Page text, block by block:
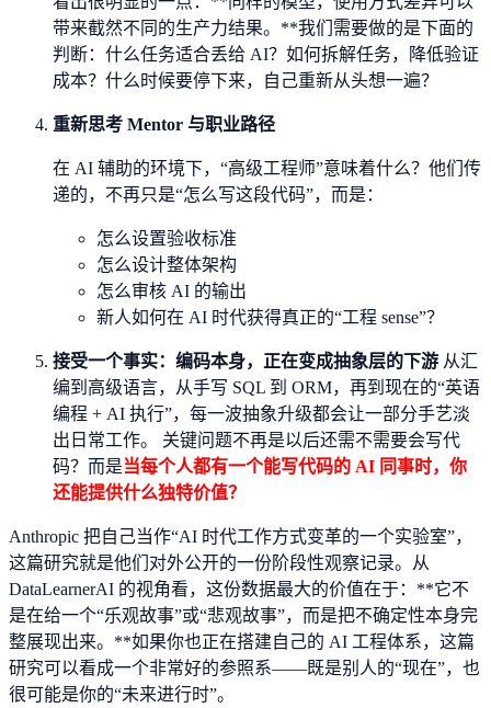
带来截然不同的生产力结果。**我们需要做的是下面的
判断：什么任务适合丢给 AI？如何拆解任务，降低验证
成本？什么时候要停下来，自己重新从头想一遍？
重新思考 Mentor 与职业路径
在 AI 辅助的环境下，“高级工程师”意味着什么？他们传
递的，不再只是“怎么写这段代码”，而是：
怎么设置验收标准
怎么设计整体架构
怎么审核 AI 的输出
新人如何在 AI 时代获得真正的“工程 sense”？
接受一个事实：编码本身，正在变成抽象层的下游 从汇
编到高级语言，从手写 SQL 到 ORM，再到现在的“英语
编程 + AI 执行”，每一波抽象升级都会让一部分手艺淡
出日常工作。 关键问题不再是以后还需不需要会写代
码？而是当每个人都有一个能写代码的 AI 同事时，你
还能提供什么独特价值？
Anthropic 把自己当作“AI 时代工作方式变革的一个实验室”，
这篇研究就是他们对外公开的一份阶段性观察记录。从
DataLearnerAI 的视角看，这份数据最大的价值在于：**它不
是在给一个“乐观故事”或“悲观故事”，而是把不确定性本身完
整展现出来。**如果你也正在搭建自己的 AI 工程体系，这篇
研究可以看成一个非常好的参照系——既是别人的“现在”，也
很可能是你的“未来进行时”。